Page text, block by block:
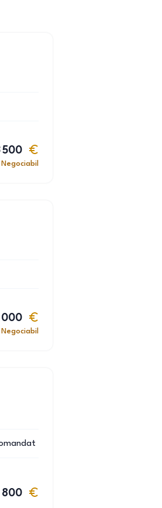
500
Negociabil
000
Negociabil
800